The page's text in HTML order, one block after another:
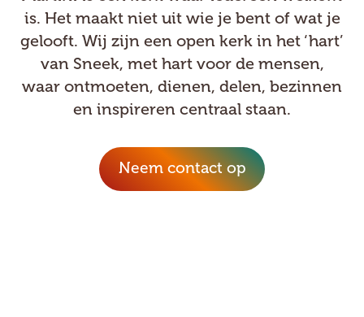
is. Het maakt niet uit wie je bent of wat je
gelooft. Wij zijn een open kerk in het ‘hart’
van Sneek, met hart voor de mensen,
waar ontmoeten, dienen, delen, bezinnen
en inspireren centraal staan.
Neem contact op